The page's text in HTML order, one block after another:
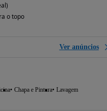
o topo
Ver anúncios
Chapa e Pintura Lavagem